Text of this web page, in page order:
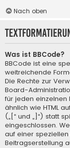
Nach oben
Was ist BBCode?
BBCode ist eine
weitreichende
Die Rechte zur
Board-
für jeden einzelnen
ähnlich wie HTML
(„[“ und „]“) statt
eingeschlossen.
auf einer
Beitragserstellung